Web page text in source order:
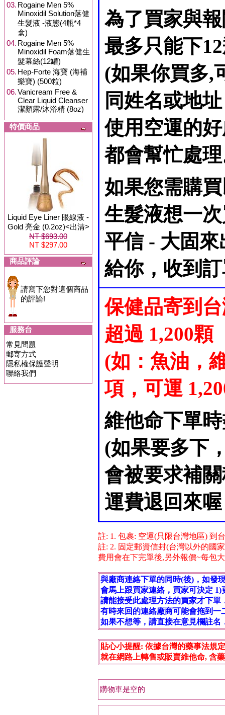
03. Rogaine Men 5%
Minoxidil Solution落健
生髮液 -液態(4瓶*4
盒)
04. Rogaine Men 5%
Minoxidil Foam落健生
髮幕絲(12罐)
05. Hep-Forte 海寶 (海補
樂寶) (500粒)
06.Vanicream Free &
Clear Liquid Cleanser
潔顏露/沐浴精 (8oz)
特價商品
Liquid Eye Liner 眼線液 -
Gold 亮金 (0.2oz)<出清>
NT $693.00
NT $297.00
商品評論
請寫下您對這個商品
的評論!
服務台
常見問題
郵寄方式
隱私權保護聲明
聯絡我們
為了買家與
最多只能下
(如果你買多,
同姓名或地
使用空運的
都會幫忙處
如果您需購
生髮液想一
平信 - 大固
給你，收到
保健品寄到
超過 1,200顆
(如：魚油，
項，可運
維他命下單
(如果要多下
會被要求補
運費退回來
註: 1. 包裹: 空運(只限台灣地區) 到
註: 2. 固定郵資信封(台灣以外的國
費用會在下完單後,另外報價~每包
與廠商連絡下單的同時(後)，如發
會馬上跟買家連絡，買家可決定 1)
請能接受此處理方法的買家才下單
有時來回的連絡廠商可能會拖到
如果不想等，請直接在意見欄註
貼心小提醒: 依據台灣的藥事法規
就在網路上轉售或販賣維他命, 含
購物車是空的